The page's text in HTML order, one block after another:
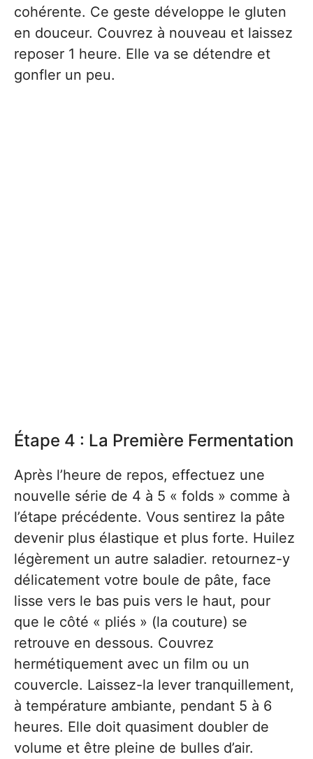
cohérente. Ce geste développe le gluten
en douceur. Couvrez à nouveau et laissez
reposer 1 heure. Elle va se détendre et
gonfler un peu.
Étape 4 : La Première Fermentation
Après l’heure de repos, effectuez une
nouvelle série de 4 à 5 « folds » comme à
l’étape précédente. Vous sentirez la pâte
devenir plus élastique et plus forte. Huilez
légèrement un autre saladier. retournez-y
délicatement votre boule de pâte, face
lisse vers le bas puis vers le haut, pour
que le côté « pliés » (la couture) se
retrouve en dessous. Couvrez
hermétiquement avec un film ou un
couvercle. Laissez-la lever tranquillement,
à température ambiante, pendant 5 à 6
heures. Elle doit quasiment doubler de
volume et être pleine de bulles d’air.